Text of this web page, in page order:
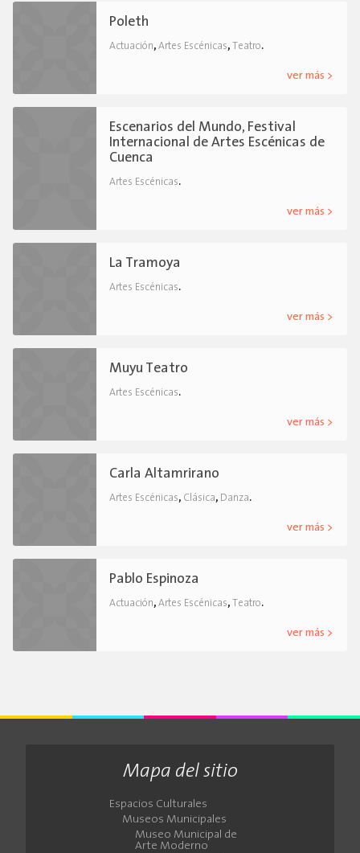
Poleth
Actuación, Artes Escénicas, Teatro.
ver más >
Escenarios del Mundo, Festival
Internacional de Artes Escénicas de
Cuenca
Artes Escénicas.
ver más >
La Tramoya
Artes Escénicas.
ver más >
Muyu Teatro
Artes Escénicas.
ver más >
Carla Altamrirano
Artes Escénicas, Clásica, Danza.
ver más >
Pablo Espinoza
Actuación, Artes Escénicas, Teatro.
ver más >
Mapa del sitio
Espacios Culturales
Museos Municipales
Museo Municipal de
Arte Moderno